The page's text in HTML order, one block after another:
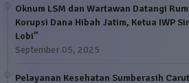
Oknum LSM dan Wartawan Datangi
Korupsi Dana Hibah Jatim, Ketua IWP
Lobi”
September 05, 2025
Pelayanan Kesehatan Sumberasih